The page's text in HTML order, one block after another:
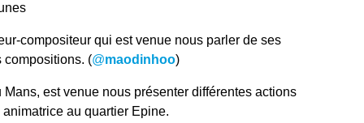
ou
compositeur qui est venue nous parler de ses
compositions. (@maodinhoo)
est venue nous présenter différentes actions
animatrice au quartier Epine.